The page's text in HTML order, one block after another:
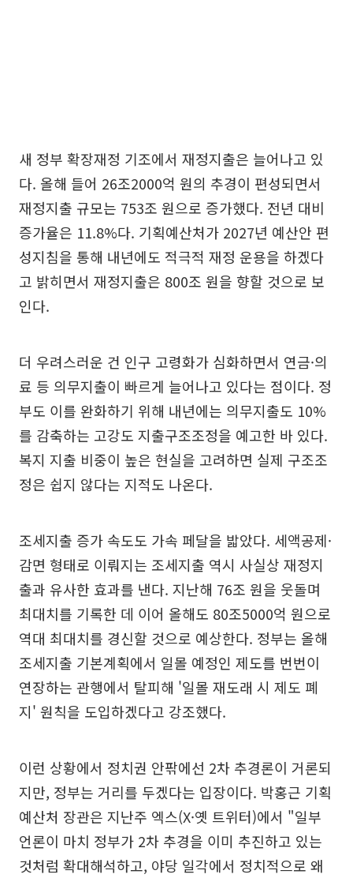
새 정부 확장재정 기조에서 재정지출은 늘어나고 있
다. 올해 들어 26조2000억 원의 추경이 편성되면서
재정지출 규모는 753조 원으로 증가했다. 전년 대비
증가율은 11.8%다. 기획예산처가 2027년 예산안 편
성지침을 통해 내년에도 적극적 재정 운용을 하겠다
고 밝히면서 재정지출은 800조 원을 향할 것으로 보
인다.
더 우려스러운 건 인구 고령화가 심화하면서 연금·의
료 등 의무지출이 빠르게 늘어나고 있다는 점이다. 정
부도 이를 완화하기 위해 내년에는 의무지출도 10%
를 감축하는 고강도 지출구조조정을 예고한 바 있다.
복지 지출 비중이 높은 현실을 고려하면 실제 구조조
정은 쉽지 않다는 지적도 나온다.
조세지출 증가 속도도 가속 페달을 밟았다. 세액공제·
감면 형태로 이뤄지는 조세지출 역시 사실상 재정지
출과 유사한 효과를 낸다. 지난해 76조 원을 웃돌며
최대치를 기록한 데 이어 올해도 80조5000억 원으로
역대 최대치를 경신할 것으로 예상한다. 정부는 올해
조세지출 기본계획에서 일몰 예정인 제도를 번번이
연장하는 관행에서 탈피해 '일몰 재도래 시 제도 폐
지' 원칙을 도입하겠다고 강조했다.
이런 상황에서 정치권 안팎에선 2차 추경론이 거론되
지만, 정부는 거리를 두겠다는 입장이다. 박홍근 기획
예산처 장관은 지난주 엑스(X·옛 트위터)에서 "일부
언론이 마치 정부가 2차 추경을 이미 추진하고 있는
것처럼 확대해석하고, 야당 일각에서 정치적으로 왜